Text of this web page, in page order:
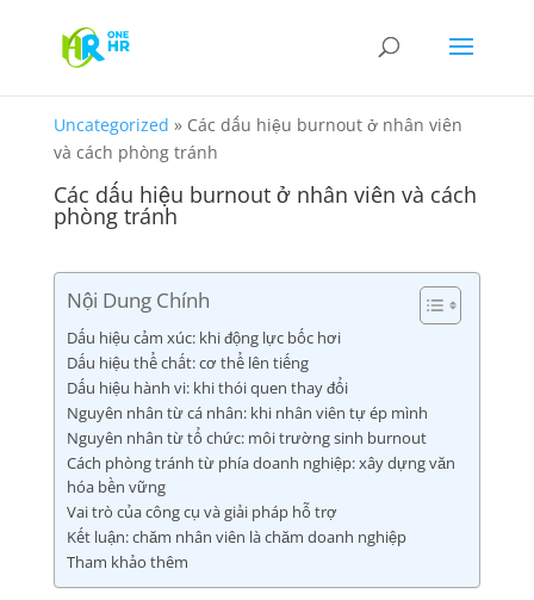
Uncategorized » Các dấu hiệu burnout ở nhân viên
và cách phòng tránh
Các dấu hiệu burnout ở nhân viên và cách
phòng tránh
Nội Dung Chính
Dấu hiệu cảm xúc: khi động lực bốc hơi
Dấu hiệu thể chất: cơ thể lên tiếng
Dấu hiệu hành vi: khi thói quen thay đổi
Nguyên nhân từ cá nhân: khi nhân viên tự ép mình
Nguyên nhân từ tổ chức: môi trường sinh burnout
Cách phòng tránh từ phía doanh nghiệp: xây dựng văn
hóa bền vững
Vai trò của công cụ và giải pháp hỗ trợ
Kết luận: chăm nhân viên là chăm doanh nghiệp
Tham khảo thêm